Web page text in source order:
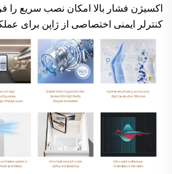
اکسیژن فشار بالا امکان نصب سریع را
کنترلر ایمنی اختصاصی از ژاپن برای